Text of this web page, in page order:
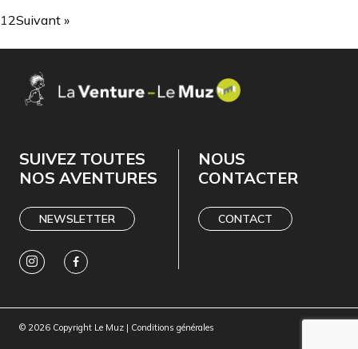
12Suivant »
SUIVEZ TOUTES
NOS AVENTURES
NEWSLETTER
NOUS
CONTACTER
CONTACT
© 2026 Copyright Le Muz | Conditions générales